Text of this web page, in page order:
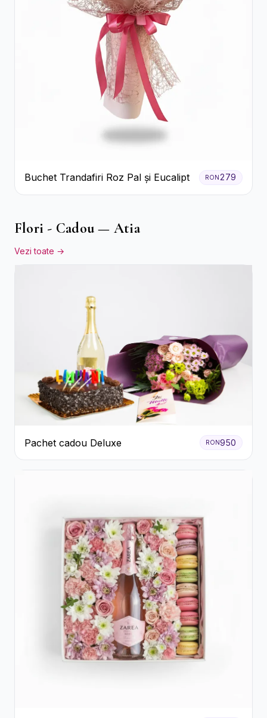
Buchet Trandafiri Roz Pal și Eucalipt RON279
Flori - Cadou — Atia
Vezi toate →
Pachet cadou Deluxe RON950